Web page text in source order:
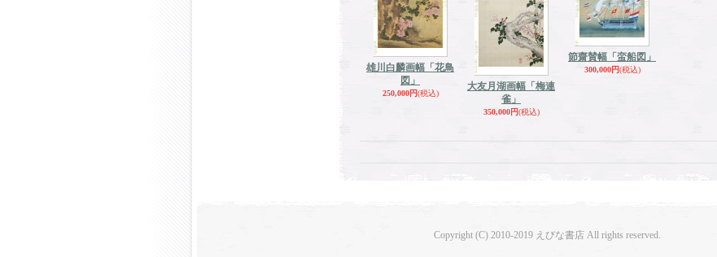
雄川白麟画幅「花鳥
図」
250,000円(税込)
大友月湖画幅「梅連
雀」
350,000円(税込)
節齋賛幅「蛮船図」
300,000円(税込)
Copyright (C) 2010-2019 えびな書店 All rights reserved.